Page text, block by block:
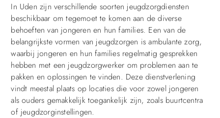
In Uden zijn verschillende soorten jeugdzorgdiensten
beschikbaar om tegemoet te komen aan de diverse
behoeften van jongeren en hun families. Een van de
belangrijkste vormen van jeugdzorgen is ambulante zorg,
waarbij jongeren en hun families regelmatig gesprekken
hebben met een jeugdzorgwerker om problemen aan te
pakken en oplossingen te vinden. Deze dienstverlening
vindt meestal plaats op locaties die voor zowel jongeren
als ouders gemakkelijk toegankelijk zijn, zoals buurtcentra
of jeugdzorginstellingen.